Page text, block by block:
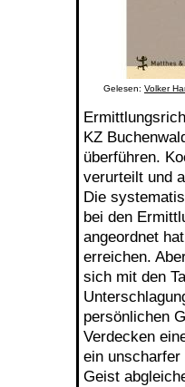
Gelesen: Volker
KZ
überführen.
verurteilt und
Die
bei den
angeordnet
erreichen.
sich mit den
persönlichen
Verdecken
ein
Geist